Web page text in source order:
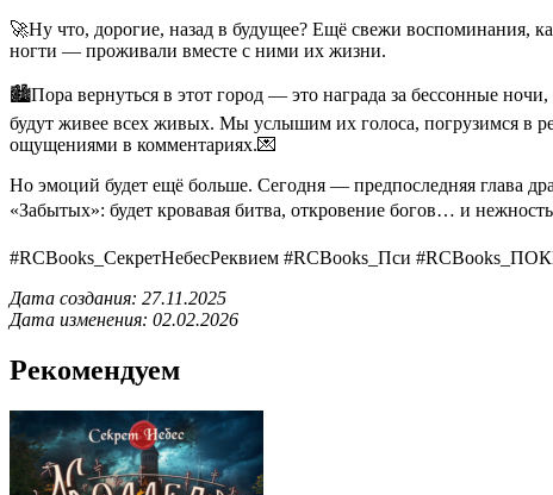
🚀Ну что, дорогие, назад в будущее? Ещё свежи воспоминания,
ногти — проживали вместе с ними их жизни.
🏙Пора вернуться в этот город — это награда за бессонные
будут живее всех живых. Мы услышим их голоса, погрузимся в
ощущениями в комментариях.💌
Но эмоций будет ещё больше. Сегодня — предпоследняя глава
«Забытых»: будет кровавая битва, откровение богов… и
#RCBooks_СекретНебесРеквием #RCBooks_Пси
Дата создания: 27.11.2025
Дата изменения: 02.02.2026
Рекомендуем